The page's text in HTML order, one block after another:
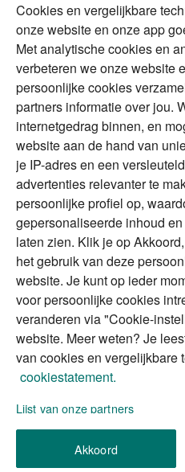
Duurzaam
Vermogensplanning
Tweede huis in
buitenland
DGA
Erfenis
Alles voor en
Over ABN AMRO
Toegankelijkheid
We gebruiken de
invult, om uw verzoek
Cookies en vergelijkbare
onze website en onze app
Met analytische cookies en
verbeteren we onze website
persoonlijke cookies
partners informatie over jou.
internetgedrag binnen, en
website aan de hand van
je IP-adres en een
advertenties relevanter te
persoonlijke profiel op,
gepersonaliseerde inhoud
laten zien. Klik je op
het gebruik van deze
website. Je kunt op ieder
voor persoonlijke cookies
veranderen via "Cookie-
website. Meer weten? Je
van cookies en vergelijkbare
cookiestatement.
Lijst van onze partners
Akkoord